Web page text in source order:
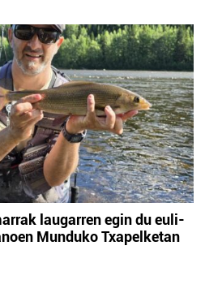
laugarren egin du euli-
Munduko Txapelketan